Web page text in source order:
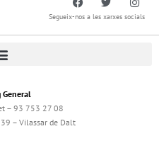
Segueix-nos a les xarxes socials
General
– 93 753 27 08
– Vilassar de Dalt